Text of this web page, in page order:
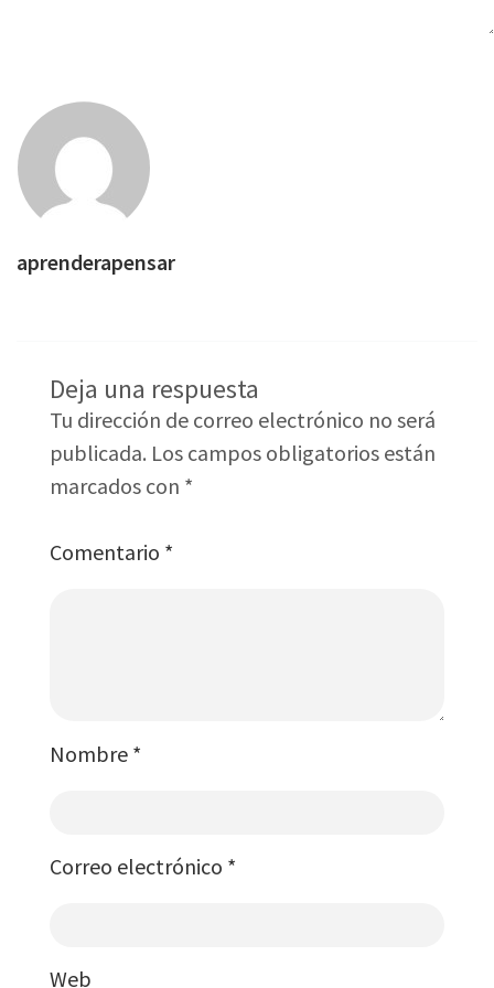
aprenderapensar
Deja una respuesta
Tu dirección de correo electrónico no será
publicada. Los campos obligatorios están
marcados con *
Comentario *
Nombre *
Correo electrónico *
Web